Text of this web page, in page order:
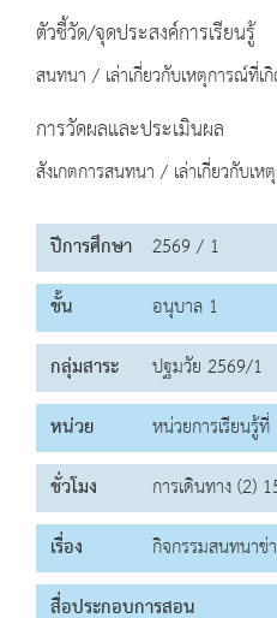
ตัวชี้วัด/จุดประสงค์การเรียนรู้
สนทนา / เล่าเกี่ยวกับเหตุการณ์ที่เ
การวัดผลและประเมินผล
สังเกตการสนทนา / เล่าเกี่ยวกับเ
ปีการศึกษา 2569 / 1
ชั้น
อนุบาล 1
กลุ่มสาระ
ปฐมวัย 2569/1
หน่วย
หน่วยการเรียนรู้
ชั่วโมง
การเดินทาง (2)
เรื่อง
กิจกรรมสนทนาข่
สื่อประกอบการสอน